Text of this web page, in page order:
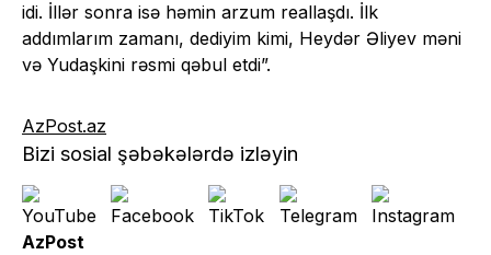
idi. İllər sonra isə həmin arzum reallaşdı. İlk
addımlarım zamanı, dediyim kimi, Heydər Əliyev məni
və Yudaşkini rəsmi qəbul etdi”.
AzPost.az
Bizi sosial şəbəkələrdə izləyin
AzPost